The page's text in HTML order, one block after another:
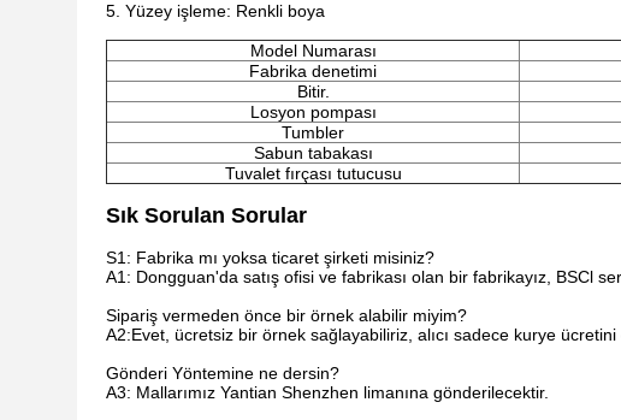
5. Yüzey işleme: Renkli boya
Model Numarası
Fabrika denetimi
Bitir.
Losyon pompası
Tumbler
Sabun tabakası
Tuvalet fırçası tutucusu
Sık Sorulan Sorular
S1: Fabrika mı yoksa ticaret şirketi misiniz?
A1: Dongguan'da satış ofisi ve fabrikası olan bir fabrikayız, BSCl
Sipariş vermeden önce bir örnek alabilir miyim?
A2:Evet, ücretsiz bir örnek sağlayabiliriz, alıcı sadece kurye
Gönderi Yöntemine ne dersin?
A3: Mallarımız Yantian Shenzhen limanına gönderilecektir.